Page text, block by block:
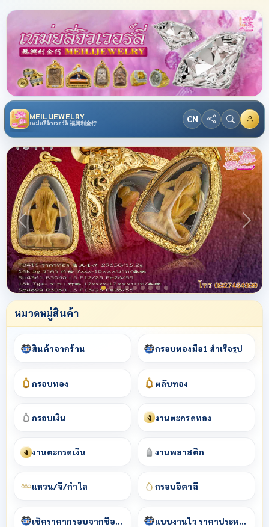
MEILIJEWELRY
เหม่ยลี่จิวเวอร์ลี่ 福興利金行 CN
หมวดหมู่สินค้า
สินค้าจากร้าน กรอบทองมือ1 สำเร็จรูป
กรอบทอง ตลับทอง
กรอบเงิน ง งานตะกรุดทอง
ง งานตะกรุดเงิน งานพลาสติก
แหวน/จี้/กำไล กรอบอิตาลี
เช็คราคากรอบจากชื่อพระ แบบงานไว ราคาประหยัด